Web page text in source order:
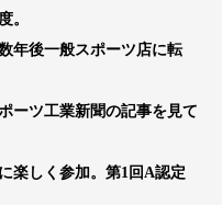
。
年後一般スポーツ店に転
ーツ工業新聞の記事を見て
楽しく参加。第1回A認定